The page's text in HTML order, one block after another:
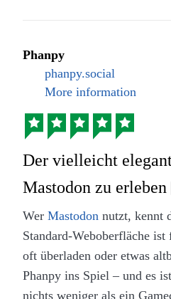
mit einer Surroundanlage
und sorgen dafür, dass eine
Die Abläufe eines
Dynamiken innerhalb des
kleine Schwächen in der
rund um den erfahrenen
Talent coacht, folgt sehr
Mustern und setzt kaum
führt dies gelegentlich zu
Phanpy
phanpy.social
More information
Der vielleicht
Mastodon zu erleben
Wer Mastodon nutzt, kennt
Standard-Weboberfläche
oft überladen oder etwas
Phanpy ins Spiel – und es
nichts weniger als ein